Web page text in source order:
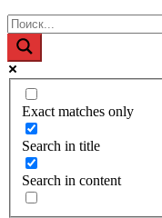
Exact matches only
Search in title
Search in content